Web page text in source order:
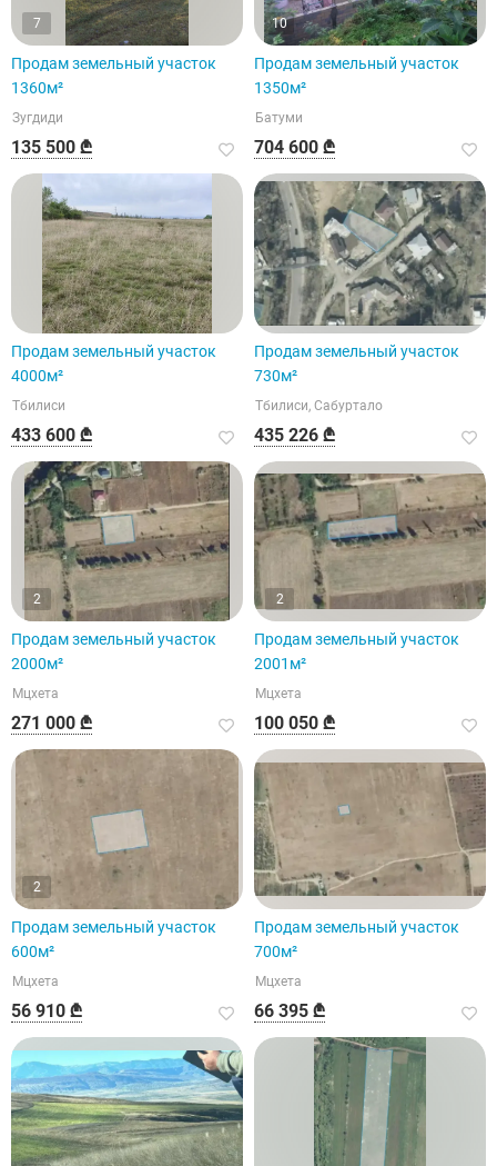
7
Продам земельный участок
1360м²
Зугдиди
135 500 ₾
10
Продам земельный участок
1350м²
Батуми
704 600 ₾
Продам земельный участок
4000м²
Тбилиси
433 600 ₾
Продам земельный участок
730м²
Тбилиси, Сабуртало
435 226 ₾
2
Продам земельный участок
2000м²
Мцхета
271 000 ₾
2
Продам земельный участок
2001м²
Мцхета
100 050 ₾
2
Продам земельный участок
600м²
Мцхета
56 910 ₾
Продам земельный участок
700м²
Мцхета
66 395 ₾